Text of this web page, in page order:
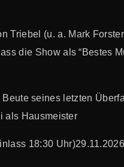
(u. a. Mark
die Show als “Bestes
seines letzten
als Hausmeister
18:30 Uhr)